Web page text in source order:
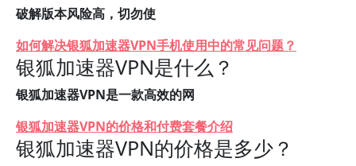
破解版本风险高，切勿使
如何解决银狐加速器VPN手机使用中的常见问题？
银狐加速器VPN是什么？
银狐加速器VPN是一款高效的网
银狐加速器VPN的价格和付费套餐介绍
银狐加速器VPN的价格是多少？